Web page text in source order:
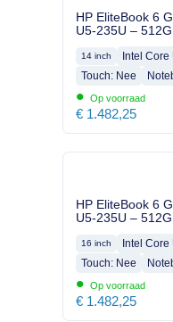
HP EliteBook 6
U5-235U –
14 inch Intel
Touch: Nee
• Op voorraad
€ 1.482,25
HP EliteBook 6
U5-235U –
16 inch Intel
Touch: Nee
• Op voorraad
€ 1.482,25